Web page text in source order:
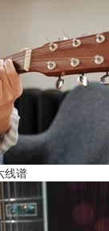
线谱